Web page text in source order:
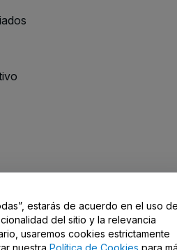
Contacto
estarás de acuerdo en el uso
del sitio y la relevancia
usaremos cookies estrictamente
nuestra Política de Cookies para